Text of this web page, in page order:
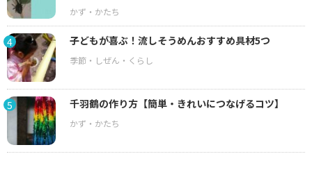
4 子どもが喜ぶ！流しそうめんおすすめ具材5つ
5 千羽鶴の作り方【簡単・きれいにつなげるコツ】